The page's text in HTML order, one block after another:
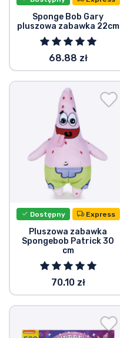
Sponge Bob Gary
pluszowa zabawka 22cm
68.88 zł
Dostępny Express
Pluszowa zabawka
Spongebob Patrick 30
cm
70.10 zł